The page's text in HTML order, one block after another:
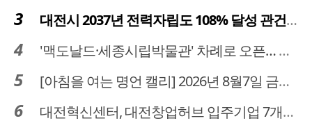
대전시 2037년 전력자립도 108% 달성 관건은 '주민 수용성'
'맥도날드·세종시립박물관' 차례로 오픈… 고운동 정주여건 좋아진다
[아침을 여는 명언 캘리] 2026년 8월7일 금요일
대전혁신센터, 대전창업허브 입주기업 7개사 모집